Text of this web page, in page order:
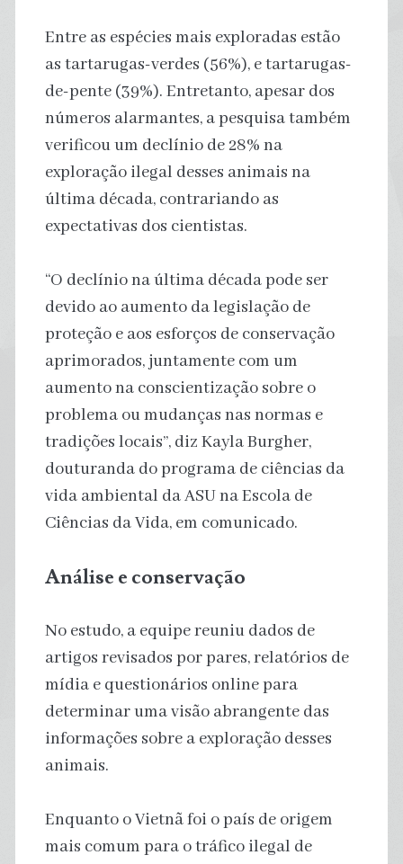
Entre as espécies mais exploradas estão
as tartarugas-verdes (56%), e tartarugas-
de-pente (39%). Entretanto, apesar dos
números alarmantes, a pesquisa também
verificou um declínio de 28% na
exploração ilegal desses animais na
última década, contrariando as
expectativas dos cientistas.
“O declínio na última década pode ser
devido ao aumento da legislação de
proteção e aos esforços de conservação
aprimorados, juntamente com um
aumento na conscientização sobre o
problema ou mudanças nas normas e
tradições locais”, diz Kayla Burgher,
douturanda do programa de ciências da
vida ambiental da ASU na Escola de
Ciências da Vida, em comunicado.
Análise e conservação
No estudo, a equipe reuniu dados de
artigos revisados por pares, relatórios de
mídia e questionários online para
determinar uma visão abrangente das
informações sobre a exploração desses
animais.
Enquanto o Vietnã foi o país de origem
mais comum para o tráfico ilegal de